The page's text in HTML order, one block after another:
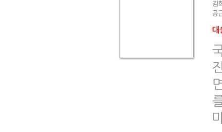
김
공
대